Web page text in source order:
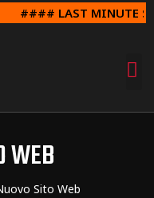
#### LAST MINUTE
WEB
Sito Web